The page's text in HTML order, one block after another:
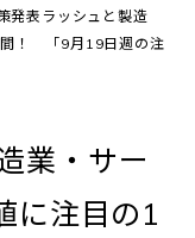
発表ラッシュと製造
間！ 「9月19日週の注
業・サー
に注目の1